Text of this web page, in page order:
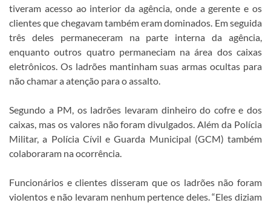
tiveram acesso ao interior da agência, onde a gerente e os
clientes que chegavam também eram dominados. Em seguida
três deles permaneceram na parte interna da agência,
enquanto outros quatro permaneciam na área dos caixas
eletrônicos. Os ladrões mantinham suas armas ocultas para
não chamar a atenção para o assalto.
Segundo a PM, os ladrões levaram dinheiro do cofre e dos
caixas, mas os valores não foram divulgados. Além da Polícia
Militar, a Polícia Cívil e Guarda Municipal (GCM) também
colaboraram na ocorrência.
Funcionários e clientes disseram que os ladrões não foram
violentos e não levaram nenhum pertence deles. “Eles diziam